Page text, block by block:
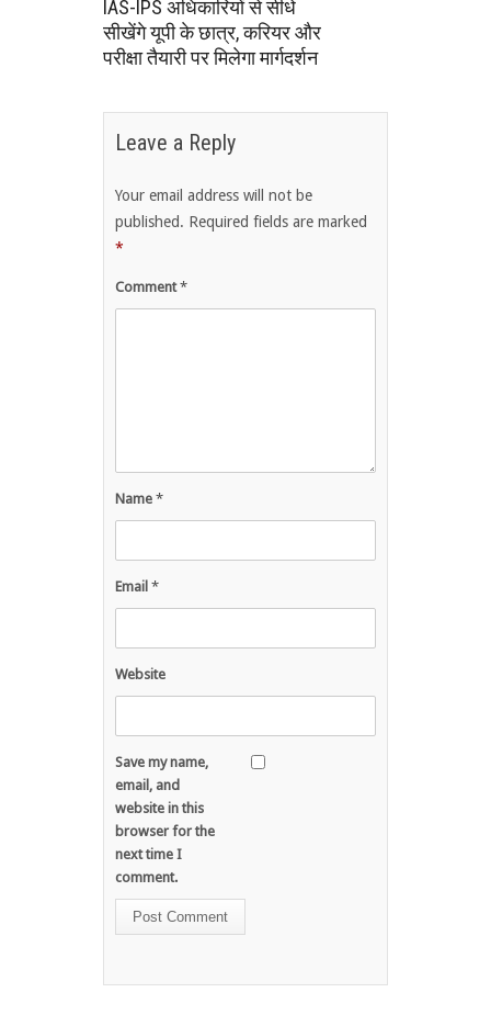
IAS-IPS अधिकारियों से सीधे
सीखेंगे यूपी के छात्र, करियर और
परीक्षा तैयारी पर मिलेगा मार्गदर्शन
Leave a Reply
Your email address will not be
published. Required fields are marked
*
Comment*
Name *
Email *
Website
Save my name,
email, and
website in this
browser for the
next time I
comment.